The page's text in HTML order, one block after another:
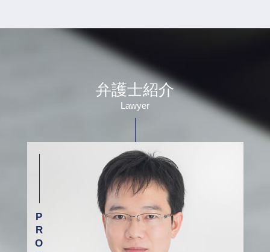
食事 介助事故
介護現場での事故
医療事故 調査センター
医療事故 医療過誤 医療ミス 違い
グループ ホーム 事故
財産分与 親からの贈与
養育費 相場 年収600万
離婚協議書 養育費
離婚調停 進め方
離婚調停から裁判
離婚協議 応じない
離婚調停 流れ
調停 面会交流
借金 債務整理 悩み 借金相談
任意整理 返済期間
労働トラブル 弁護士
交通事故 弁護士 メリット デメリット
労働問題 パワハラ
示談交渉 保険会社
保険会社 示談
労働 雇用問題
労働基準法 弁護士
交通事故 弁護士 基準
ブラック バイト 問題
交通事故 相談 弁護士 杉並区
医療事故 相談 弁護士 杉並区
労働問題 相談 弁護士 渋谷区
債務整理 相談 弁護士 新宿区
交通事故 相談 弁護士 新宿区
債務整理 相談 弁護士 渋谷区
債務整理 相談 弁護士 杉並区
介護事故 相談 弁護士 渋谷区
離婚 相談 弁護士 渋谷区
交通事故 相談 弁護士 目黒区
労働問題 相談 弁護士 新宿区
介護事故 相談 弁護士 杉並区
医療事故 相談 弁護士 目黒区
相続 相談 弁護士 杉並区
弁護士紹介
Lawyer